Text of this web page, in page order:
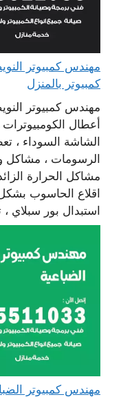
كمبيوتر بالمنزل
مهندس كمبيوتر
أعطال
الشاشة السوداء ،
الرسومات ، مشاكل
مشاكل الحرارة
اقلاع الحاسوب
استبدال بور سبلاي